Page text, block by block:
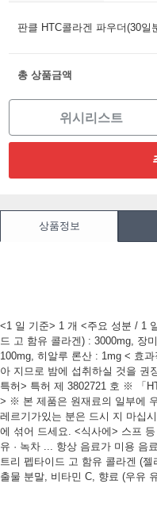
판클 HTC콜라겐 파우더(30일
총 상품금액
위시리스트
상품정보
<1 일 기준> 1 개 <주요 성분 / 1
드 고 함유 콜라겐) : 3000mg, 장
100mg, 히알루 론산 : 1mg < 효
아 지므로 밤에 섭취하실 것을 권
특허> 특허 제 3802721 호 ※ 「
> ※ 본 제품은 원재료의 일부에
레르기가있는 분은 드시 지 마십시
에 섞어 드세요. <식사에> 스프
유 · 녹차 ... 항상 음료가 미용 음
트리 펩타이드 고 함유 콜라겐 (
출물 분말, 비타민 C, 향료 (우유